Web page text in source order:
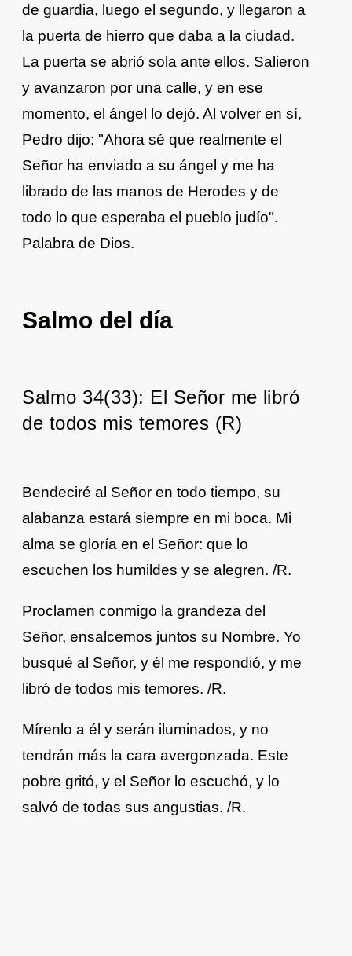
de guardia, luego el segundo, y llegaron a
la puerta de hierro que daba a la ciudad.
La puerta se abrió sola ante ellos. Salieron
y avanzaron por una calle, y en ese
momento, el ángel lo dejó. Al volver en sí,
Pedro dijo: "Ahora sé que realmente el
Señor ha enviado a su ángel y me ha
librado de las manos de Herodes y de
todo lo que esperaba el pueblo judío".
Palabra de Dios.
Salmo del día
Salmo 34(33): El Señor me libró
de todos mis temores (R)
Bendeciré al Señor en todo tiempo, su
alabanza estará siempre en mi boca. Mi
alma se gloría en el Señor: que lo
escuchen los humildes y se alegren. /R.
Proclamen conmigo la grandeza del
Señor, ensalcemos juntos su Nombre. Yo
busqué al Señor, y él me respondió, y me
libró de todos mis temores. /R.
Mírenlo a él y serán iluminados, y no
tendrán más la cara avergonzada. Este
pobre gritó, y el Señor lo escuchó, y lo
salvó de todas sus angustias. /R.